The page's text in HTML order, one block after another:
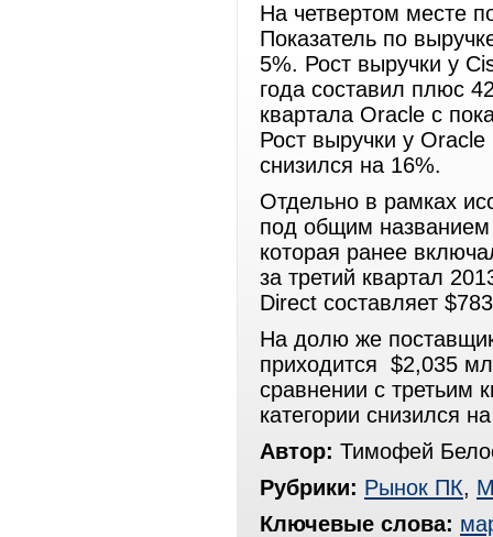
На четвертом месте
Показатель по
5%. Рост выручки у
года составил плюс
квартала Oracle с
Рост выручки у
снизился на 16%.
Отдельно в рамках
под общим
которая ранее
за третий квартал
Direct составляет
На долю же
приходится $2,035
сравнении с третьим
категории снизился
Автор: Тимофей
Рубрики: Рынок ПК,
Ключевые слова: